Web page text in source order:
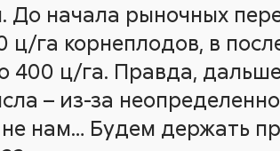
начала рыночных
ц/га корнеплодов, в
400 ц/га. Правда,
– из-за
нам… Будем держать